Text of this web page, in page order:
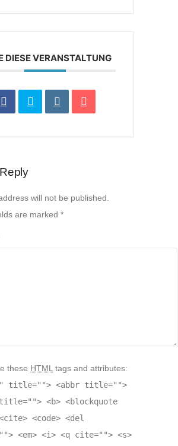
DIESE VERANSTALTUNG
will not be published.
are marked *
these HTML tags and attributes:
title=""> <abbr title="">
title=""> <b> <blockquote
<code> <del
<em> <i> <q cite=""> <s>